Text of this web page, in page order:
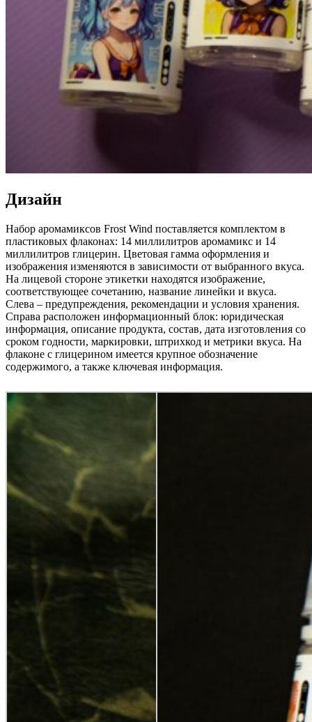
Дизайн
Набор аромамиксов Frost Wind поставляется комплектом в
пластиковых флаконах: 14 миллилитров аромамикс и 14
миллилитров глицерин. Цветовая гамма оформления и
изображения изменяются в зависимости от выбранного вкуса.
На лицевой стороне этикетки находятся изображение,
соответствующее сочетанию, название линейки и вкуса.
Слева – предупреждения, рекомендации и условия хранения.
Справа расположен информационный блок: юридическая
информация, описание продукта, состав, дата изготовления со
сроком годности, маркировки, штрихкод и метрики вкуса. На
флаконе с глицерином имеется крупное обозначение
содержимого, а также ключевая информация.